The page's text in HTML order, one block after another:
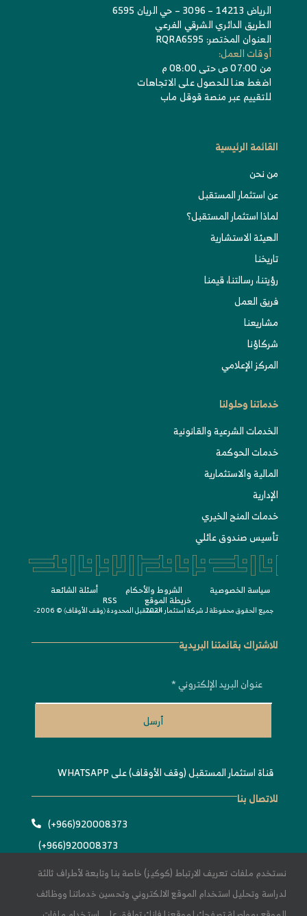
الرياض 14213 – 3096 – حي الريان 6595
الطريق الدائري الشرقي الفرعي
العنوان المختصر: RQRA6595
أوقات العمل:
من 07:00 ص حتى 08:00 م
اضغط هنا للحصول على الاتجاهات
للتقييم عبر منصة قوقل ماب
القائمة الرئيسية
من نحن
عن استثمار المستقبل
لماذا استثمار المستقبل؟
الهيئة الاستشارية
تاريخنا
رؤيتنا، رسالتنا، قيمنا
فريق العمل
مشاريعنا
شركاؤنا
المركز الإعلامي
خدماتنا وحلولنا
الخدمات الشرعية والقانونية
خدمات الحوكمة
المالية والاستثمارية
الإدارية
خدمات المنح الخيري
تأسيس صندوق عائلي
للاشتراك بقائمتنا البريدية
أرسل
قناة استثمار المستقبل (وقف الأوقاف) على WHATSAPP
للاتصال بنا
920008373(966+)
920008373(966+)
Info@estithmar.org.sa
سياسة الخصوصية الشروط واﻷحكام أسئلة الشائعة
خريطة الموقع RSS
جميع الحقوق محفوظة لـشركة استثمار المستقبل المحدودة 〈وقف الأوقاف〉 © 2006-2024
نستخدم ملفات تعريف الارتباط (كوكيز) خاصة بنا وتابعة لأطراف ثالثة
لدراسة وتحليل استخدام الموقع الالكتروني وتحسين خدماتنا ووظائف